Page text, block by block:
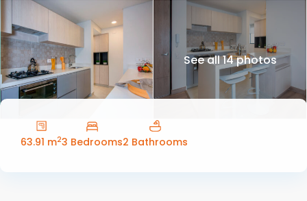
See all 14 photos
63.91 m23 Bedrooms2 Bathrooms